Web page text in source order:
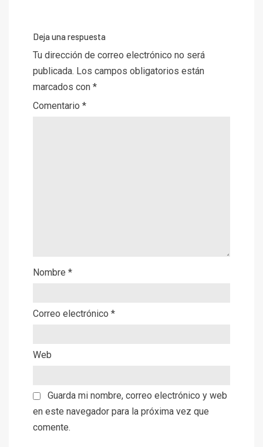
Deja una respuesta
Tu dirección de correo electrónico no será
publicada. Los campos obligatorios están
marcados con *
Comentario *
Nombre *
Correo electrónico *
Web
Guarda mi nombre, correo electrónico y web
en este navegador para la próxima vez que
comente.